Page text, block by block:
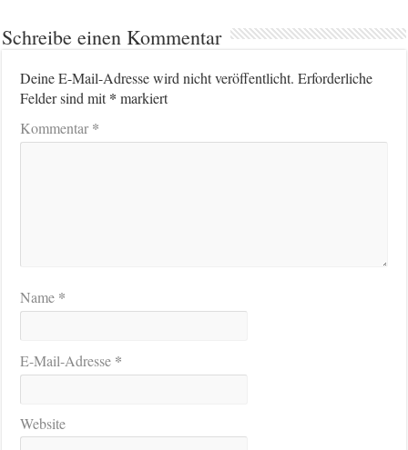
Schreibe einen Kommentar
Deine E-Mail-Adresse wird nicht veröffentlicht. Erforderliche
Felder sind mit* markiert
Kommentar*
Name *
E-Mail-Adresse *
Website